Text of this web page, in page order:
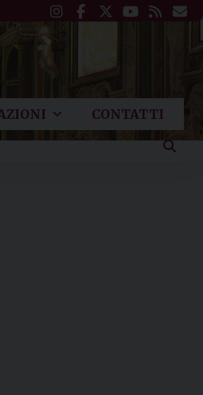
CONTATTI